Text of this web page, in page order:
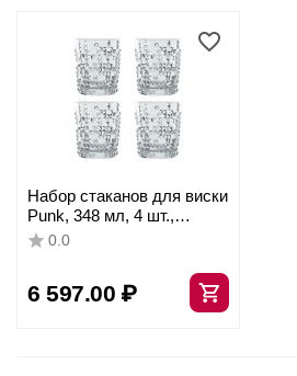
Набор стаканов для виски
Punk, 348 мл, 4 шт.,
хрустальное стекло,
0.0
6 597.00 ₽